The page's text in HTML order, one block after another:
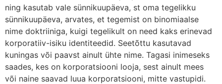
ning kasutab vale sünnikuupäeva, st oma tegelikku
sünnikuupäeva, arvates, et tegemist on binomiaalse
nime doktriiniga, kuigi tegelikult on need kaks erinevad
korporatiiv-isiku identiteedid. Seetõttu kasutavad
kuningas või paavst ainult ühte nime. Tagasi inimeseks
saades, kes on korporatsiooni looja, sest ainult mees
või naine saavad luua korporatsiooni, mitte vastupidi.